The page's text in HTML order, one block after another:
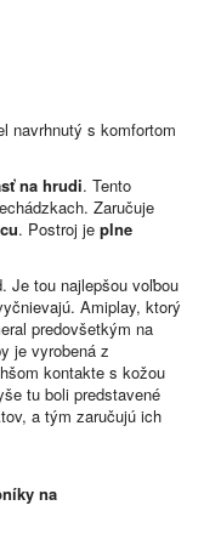
navrhnutý s komfortom
na hrudi. Tento
Zaručuje
. Postroj je plne
Je tou najlepšou voľbou
Amiplay, ktorý
predovšetkým na
je vyrobená z
kontakte s kožou
tu boli predstavené
a tým zaručujú ich
na